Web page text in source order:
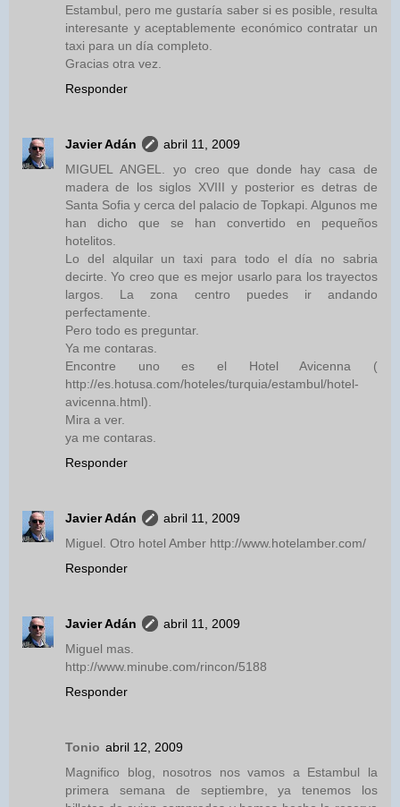
Estambul, pero me gustaría saber si es posible, resulta
interesante y aceptablemente económico contratar un
taxi para un día completo.
Gracias otra vez.
Responder
Javier Adán
abril 11, 2009
MIGUEL ANGEL. yo creo que donde hay casa de
madera de los siglos XVIII y posterior es detras de
Santa Sofia y cerca del palacio de Topkapi. Algunos me
han dicho que se han convertido en pequeños
hotelitos.
Lo del alquilar un taxi para todo el día no sabria
decirte. Yo creo que es mejor usarlo para los trayectos
largos. La zona centro puedes ir andando
perfectamente.
Pero todo es preguntar.
Ya me contaras.
Encontre uno es el Hotel Avicenna (
http://es.hotusa.com/hoteles/turquia/estambul/hotel-
avicenna.html).
Mira a ver.
ya me contaras.
Responder
Javier Adán
abril 11, 2009
Miguel. Otro hotel Amber http://www.hotelamber.com/
Responder
Javier Adán
abril 11, 2009
Miguel mas.
http://www.minube.com/rincon/5188
Responder
Tonio abril 12, 2009
Magnifico blog, nosotros nos vamos a Estambul la
primera semana de septiembre, ya tenemos los